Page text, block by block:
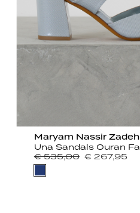
Maryam Nassir Zadeh
€ 535,00 € 267,95